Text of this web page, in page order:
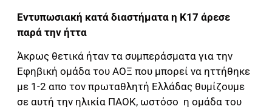
Εντυπωσιακή κατά διαστήματα η Κ17 άρεσε
παρά την ήττα
Άκρως θετικά ήταν τα συμπεράσματα για την
Εφηβική ομάδα του ΑΟΞ που μπορεί να ηττήθηκε
με 1-2 απο τον πρωταθλητή Ελλάδας θυμίζουμε
σε αυτή την ηλικία ΠΑΟΚ, ωστόσο η ομάδα του